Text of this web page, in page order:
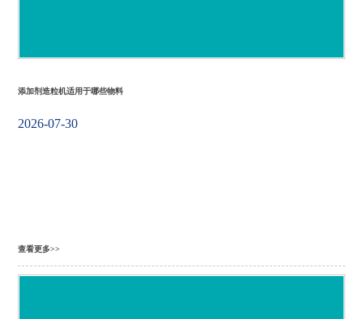
添加剂造粒机适用于哪些物料
2026-07-30
查看更多>>